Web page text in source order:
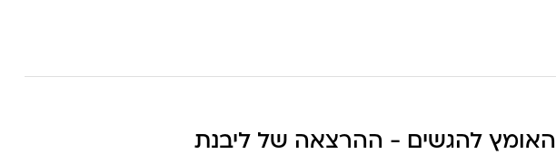
האומץ להגשים - ההרצאה של ליבנת